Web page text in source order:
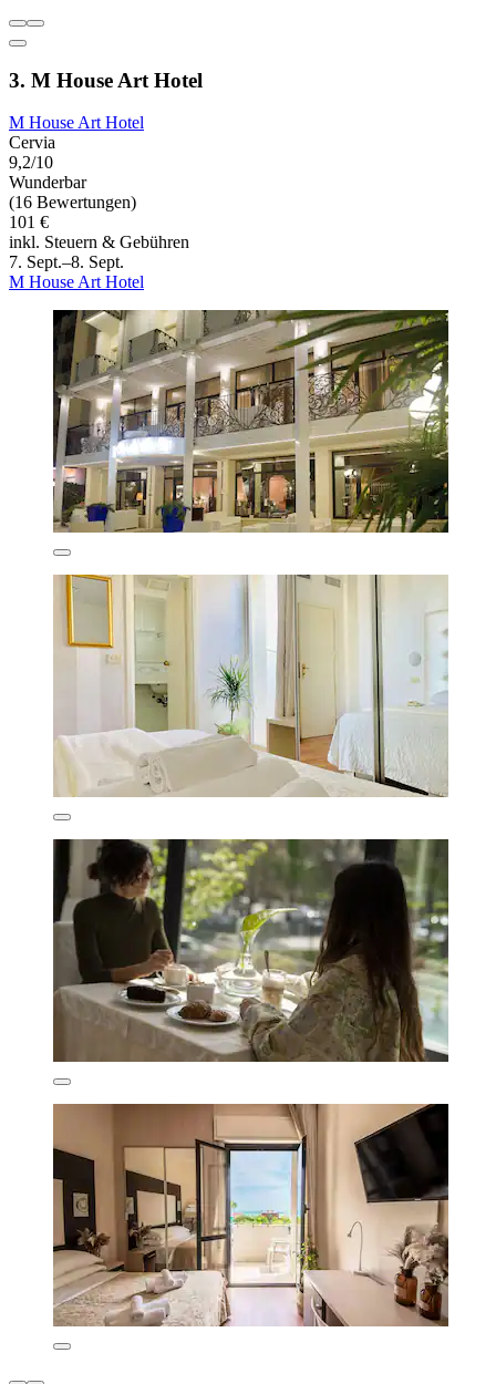
3. M House Art Hotel
M House Art Hotel
Cervia
9,2/10
Wunderbar
(16 Bewertungen)
101 €
inkl. Steuern & Gebühren
7. Sept.–8. Sept.
M House Art Hotel